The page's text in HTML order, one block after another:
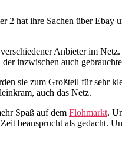
hat ihre Sachen über Ebay
Anbieter im
inzwischen auch
sie zum Großteil für sehr
auch das Netz.
Spaß auf dem Flohmarkt.
beansprucht als gedacht.